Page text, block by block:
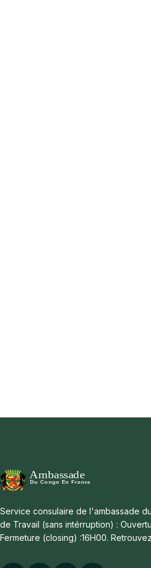
Service consulaire de l'ambassade
de Travail (sans intérruption) :
Fermeture (closing) :16H00.